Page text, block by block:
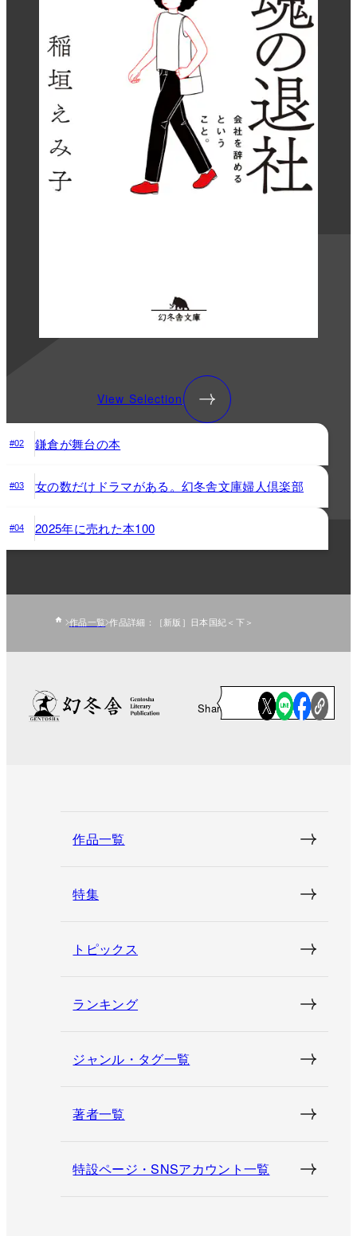
View Selection
#02 鎌倉が舞台の本
#03 女の数だけドラマがある。幻冬舎文庫婦人倶楽部
#04 2025年に売れた本100
作品一覧 作品詳細：［新版］日本国紀＜下＞
Share
作品一覧
特集
トピックス
ランキング
ジャンル・タグ一覧
著者一覧
特設ページ・SNSアカウント一覧